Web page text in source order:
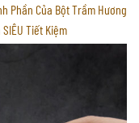
Phần Của Bột Trầm Hương
Tiết Kiệm